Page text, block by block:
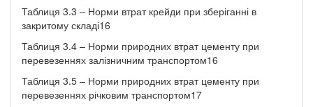
Таблиця 3.3 – Норми втрат крейди при зберіганні в
закритому складі16
Таблиця 3.4 – Норми природних втрат цементу при
перевезеннях залізничним транспортом16
Таблиця 3.5 – Норми природних втрат цементу при
перевезеннях річковим транспортом17